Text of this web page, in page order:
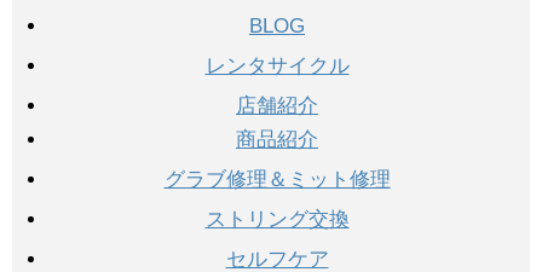
BLOG
レンタサイクル
店舗紹介
商品紹介
グラブ修理＆ミット修理
ストリング交換
セルフケア